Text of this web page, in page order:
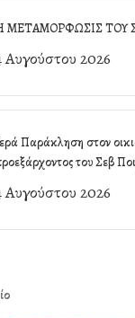
ΜΕΤΑΜΟΡΦΩΣΙΣ ΤΟΥ
Αυγούστου 2026
Παράκληση στον
του Σεβ
Αυγούστου 2026